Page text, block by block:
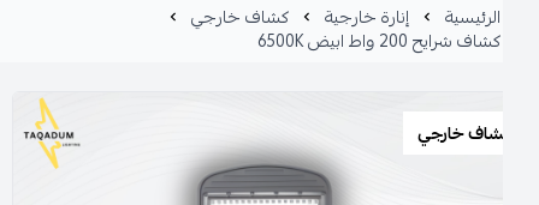
الرئيسية إنارة خارجية كشاف خارجي
كشاف شرايح 200 واط ابيض 6500K
خارجي